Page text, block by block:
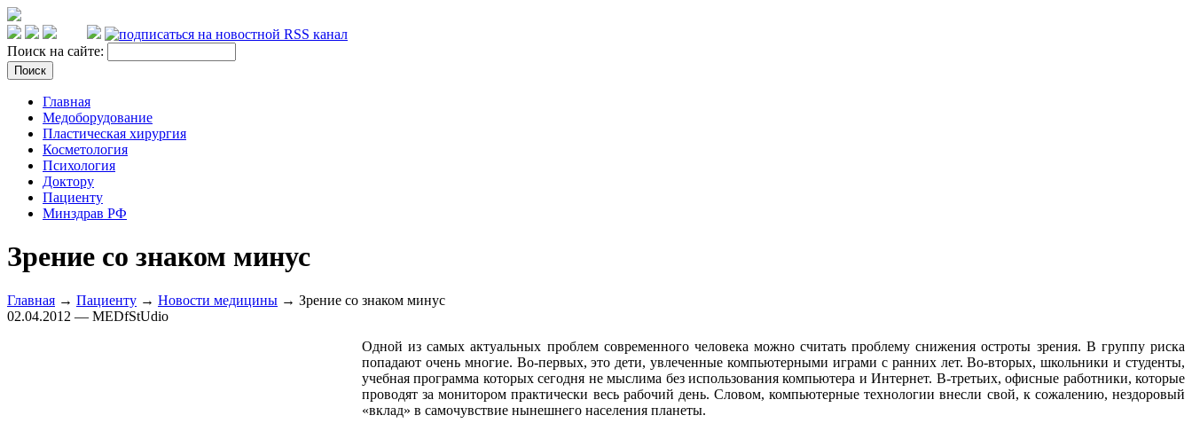
Поиск на сайте:
Главная
Медоборудование
Пластическая хирургия
Косметология
Психология
Доктору
Пациенту
Минздрав РФ
Зрение со знаком минус
Главная → Пациенту → Новости медицины → Зрение со знаком минус
02.04.2012 — MEDfStUdio
Одной из самых актуальных проблем современного человека можно считать проблему снижения остроты зрения. В группу риска
попадают очень многие. Во-первых, это дети, увлеченные компьютерными играми с ранних лет. Во-вторых, школьники и студенты,
учебная программа которых сегодня не мыслима без использования компьютера и Интернет. В-третьих, офисные работники, которые
проводят за монитором практически весь рабочий день. Словом, компьютерные технологии внесли свой, к сожалению, нездоровый
«вклад» в самочувствие нынешнего населения планеты.